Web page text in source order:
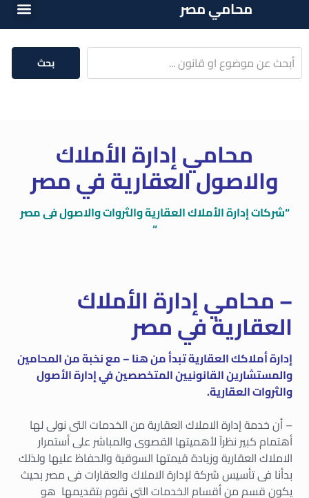
محامي مصر
بحث
محامي إدارة الأملاك
والاصول العقارية في مصر
“شركات إدارة الأملاك العقارية والثروات والاصول فى مصر
“
– محامي إدارة الأملاك
العقارية في مصر
إدارة أملاكك العقارية تبدأ من هنا – مع نخبة من المحامين
والمستشارين القانونيين المتخصصين في إدارة الأصول
والثروات العقارية.
– أن خدمة إدارة الاملاك العقارية من الخدمات التى نولى لها
أهتمام كبير نظرآ لأهميتها القصوى والمباشر على أستمرار
الاملاك العقارية وزيادة قيمتها السوقية والحفاظ عليها ولذلك
بدأنا فى تأسيس شركة لإدارة الاملاك والعقارات فى مصر بحيث
يكون قسم من أقسام الخدمات التى نقوم بتقديمها هو